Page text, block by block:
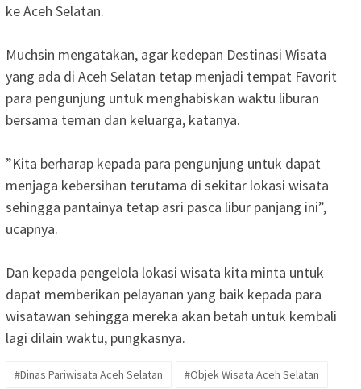
ke Aceh Selatan.
‎Muchsin mengatakan, agar kedepan Destinasi Wisata
yang ada di Aceh Selatan tetap menjadi tempat Favorit
para pengunjung untuk menghabiskan waktu liburan
bersama teman dan keluarga, katanya.
‎”Kita berharap kepada para pengunjung untuk dapat
menjaga kebersihan terutama di sekitar lokasi wisata
sehingga pantainya tetap asri pasca libur panjang ini”,
ucapnya.
Dan kepada pengelola lokasi wisata kita minta untuk
dapat memberikan pelayanan yang baik kepada para
wisatawan sehingga mereka akan betah untuk kembali
lagi dilain waktu, pungkasnya.
#Dinas Pariwisata Aceh Selatan #Objek Wisata Aceh Selatan